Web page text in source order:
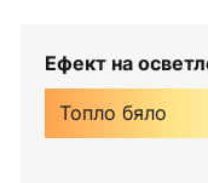
Ефект на
Топло бяло